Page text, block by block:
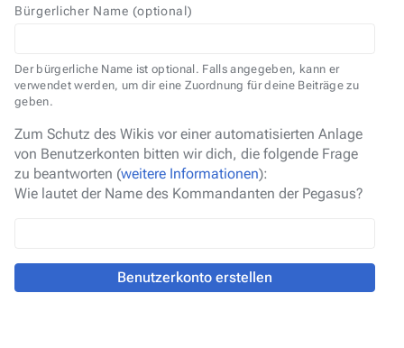
Bürgerlicher Name (optional)
Der bürgerliche Name ist optional. Falls angegeben, kann er
verwendet werden, um dir eine Zuordnung für deine Beiträge zu
geben.
Zum Schutz des Wikis vor einer automatisierten Anlage
von Benutzerkonten bitten wir dich, die folgende Frage
zu beantworten (weitere Informationen):
Wie lautet der Name des Kommandanten der Pegasus?
Benutzerkonto erstellen